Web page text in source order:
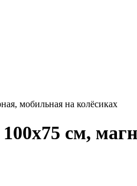
мобильная на колёсиках
см,